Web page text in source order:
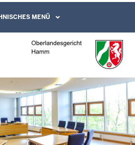
Hamm:
MENÜ